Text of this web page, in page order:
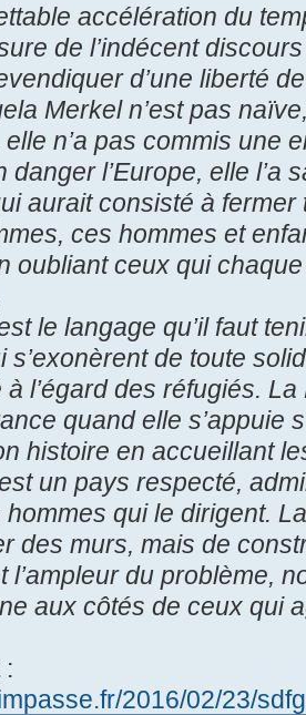
accélération du
de l’indécent
d’une liberté
Merkel n’est pas
n’a pas commis une
danger l’Europe, elle l’a
aurait consisté à
ces hommes et
oubliant ceux qui
le langage qu’il faut
s’exonèrent de toute
l’égard des réfugiés.
quand elle s’appuie
histoire en accueillant
un pays respecté,
qui le dirigent.
des murs, mais de
l’ampleur du problème,
aux côtés de ceux qui
:
2016/02/23/